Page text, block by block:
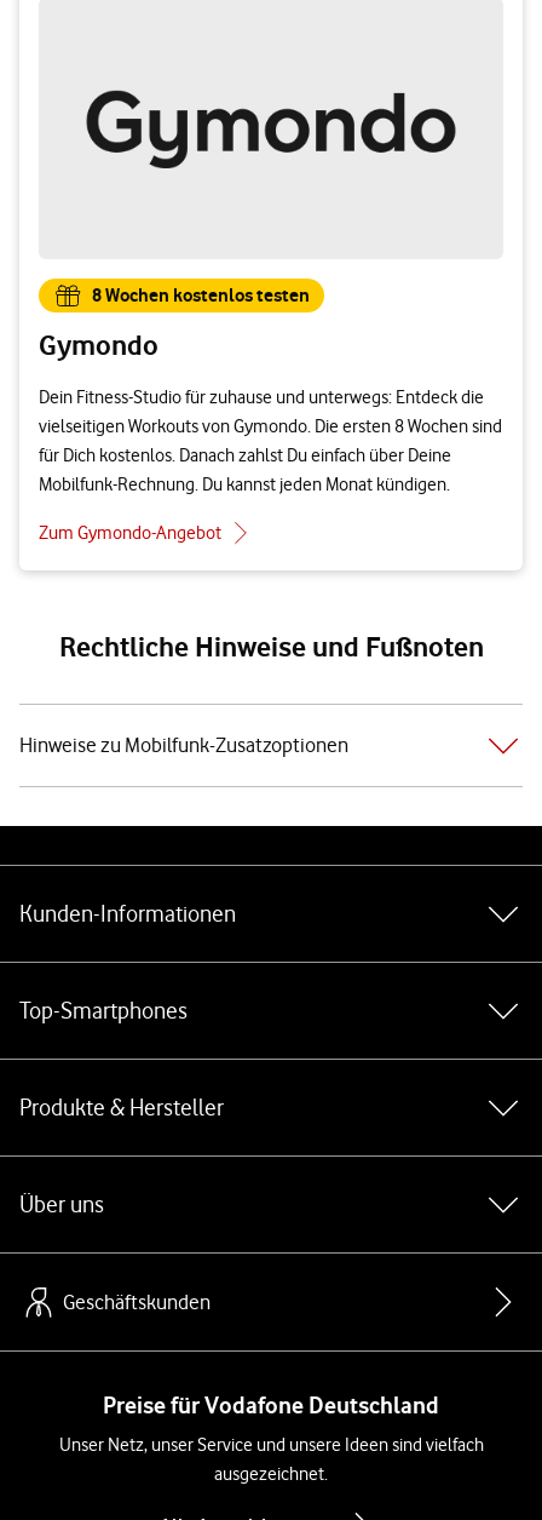
8 Wochen kostenlos testen
Gymondo
Dein Fitness-Studio für zuhause und unterwegs: Entdeck die
vielseitigen Workouts von Gymondo. Die ersten 8 Wochen sind
für Dich kostenlos. Danach zahlst Du einfach über Deine
Mobilfunk-Rechnung. Du kannst jeden Monat kündigen.
Zum Gymondo-Angebot
Rechtliche Hinweise und Fußnoten
Hinweise zu Mobilfunk-Zusatzoptionen
Kunden-Informationen
Top-Smartphones
Produkte & Hersteller
Über uns
Geschäftskunden
Preise für Vodafone Deutschland
Unser Netz, unser Service und unsere Ideen sind vielfach
ausgezeichnet.